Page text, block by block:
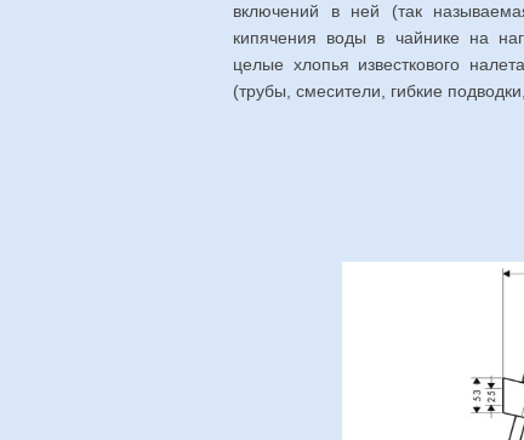
включений в ней (так
кипячения воды в чайнике на
целые хлопья известкового
(трубы, смесители, гибкие